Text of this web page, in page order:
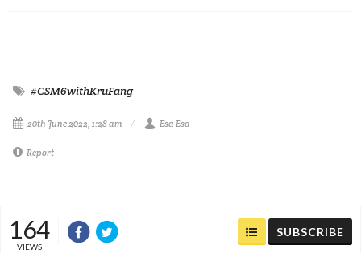
#CSM6withKruFang
20th June 2022, 1:28 am Esa Esa
Report
164
VIEWS
SUBSCRIBE